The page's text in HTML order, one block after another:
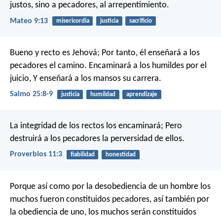
justos, sino a pecadores, al arrepentimiento.
Mateo 9:13 misericordia justicia sacrificio
Bueno y recto es Jehová; Por tanto, él enseñará a los
pecadores el camino. Encaminará a los humildes por el
juicio, Y enseñará a los mansos su carrera.
Salmo 25:8-9 justicia humildad aprendizaje
La integridad de los rectos los encaminará; Pero
destruirá a los pecadores la perversidad de ellos.
Proverbios 11:3 fiabilidad honestidad
Porque así como por la desobediencia de un hombre los
muchos fueron constituidos pecadores, así también por
la obediencia de uno, los muchos serán constituidos